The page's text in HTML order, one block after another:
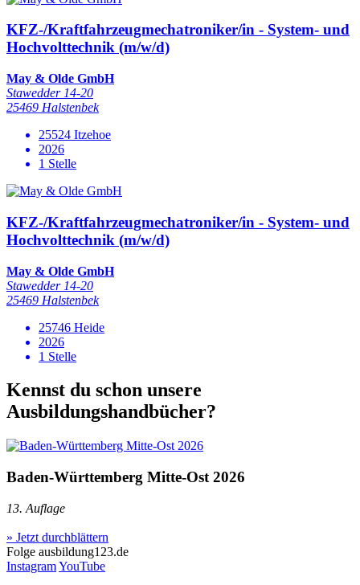
KFZ-/Kraftfahrzeugmechatroniker/in - System- und
Hochvolttechnik (m/w/d)
May & Olde GmbH
Stawedder 14-20
25469 Halstenbek
25524 Itzehoe
2026
1 Stelle
KFZ-/Kraftfahrzeugmechatroniker/in - System- und
Hochvolttechnik (m/w/d)
May & Olde GmbH
Stawedder 14-20
25469 Halstenbek
25746 Heide
2026
1 Stelle
Kennst du schon unsere
Ausbildungshandbücher?
Baden-Württemberg Mitte-Ost 2026
13. Auflage
» Jetzt durchblättern
Folge ausbildung123.de
InstagramYouTube